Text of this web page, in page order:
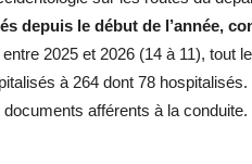
depuis le début de l’année,
2025 et 2026 (14 à 11), tout
à 264 dont 78
afférents à la